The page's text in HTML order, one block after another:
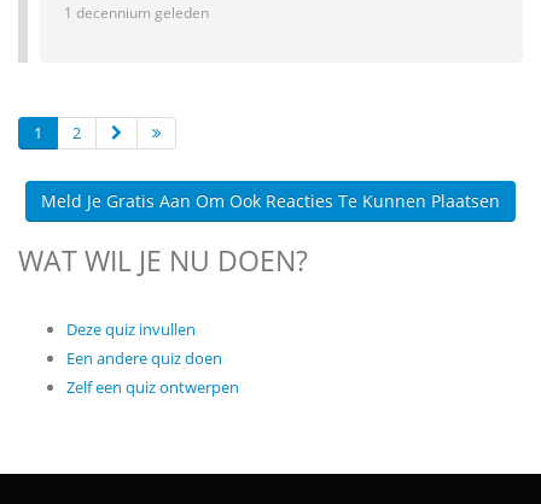
1 decennium geleden
1 2
Meld Je Gratis Aan Om Ook Reacties Te Kunnen Plaatsen
WAT WIL JE NU DOEN?
Deze quiz invullen
Een andere quiz doen
Zelf een quiz ontwerpen